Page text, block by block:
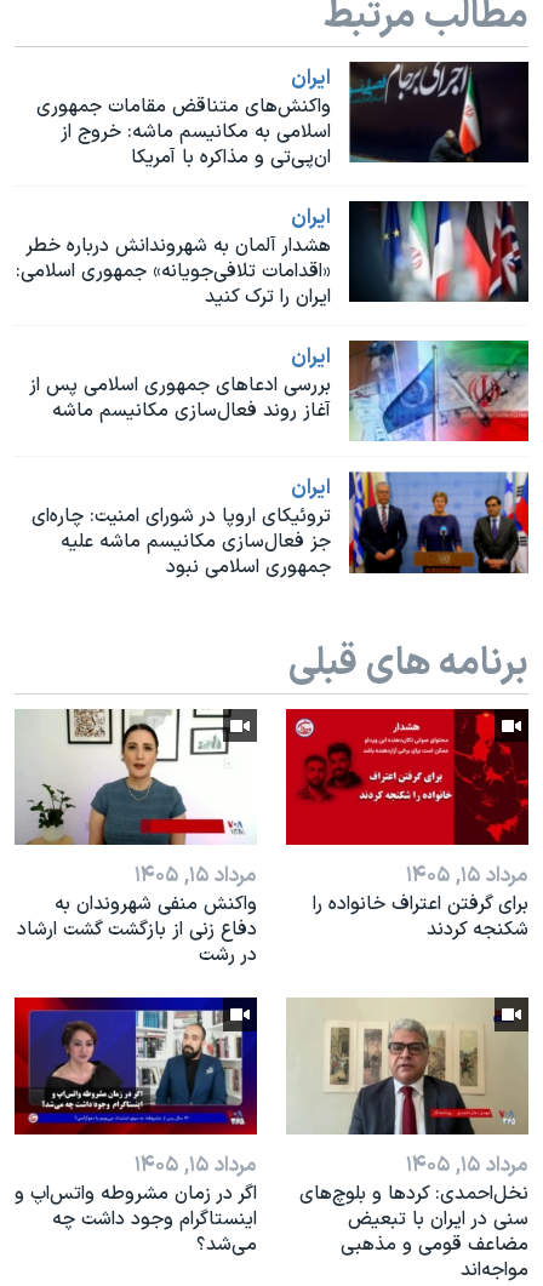
نرگس محمدی برنده جایزه نوبل صلح
همایش محافظه‌کاران آمریکا «سی‌پک»
صفحه‌های ویژه
مطالب مرتبط
ايران
واکنش‌های متناقض مقامات جمهوری
اسلامی به مکانیسم ماشه: خروج از
ان‌پی‌تی و مذاکره با آمریکا
ايران
هشدار آلمان به شهروندانش درباره خطر
«اقدامات تلافی‌جویانه» جمهوری اسلامی:
ایران را ترک کنید
ايران
بررسی ادعاهای جمهوری اسلامی پس از
آغاز روند فعال‌سازی مکانیسم ماشه
ايران
تروئیکای اروپا در شورای امنیت: چاره‌ای
جز فعال‌سازی مکانیسم ماشه علیه
جمهوری اسلامی نبود
برنامه های قبلی
مرداد ۱۵, ۱۴۰۵
براى گرفتن اعتراف خانواده را
شكنجه کردند
مرداد ۱۵, ۱۴۰۵
واکنش منفی شهروندان به
دفاع زنی از بازگشت گشت ارشاد
در رشت
مرداد ۱۵, ۱۴۰۵
نخل‌احمدی: کردها و بلوچ‌های
سنی در ایران با تبعیض
مضاعف قومی و مذهبی
مواجه‌اند
مرداد ۱۵, ۱۴۰۵
اگر در زمان مشروطه واتس‌اپ و
اینستاگرام وجود داشت چه
مى‌شد؟